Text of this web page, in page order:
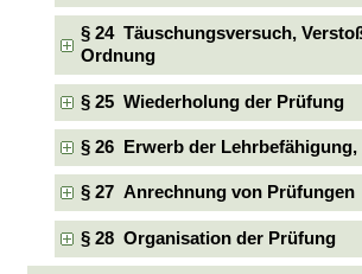
§ 24 Täuschungsversuch,
Ordnung
§ 25 Wiederholung der Prüfung
§ 26 Erwerb der
§ 27 Anrechnung von Prüfungen
§ 28 Organisation der Prüfung